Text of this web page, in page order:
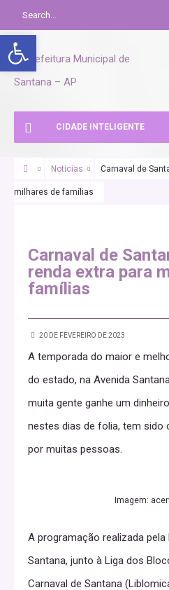
Abrir a barra de ferramentas
CIDADE INTELIGENTE
Noticias Carnaval de
milhares de famílias
Carnaval de
renda extra para
famílias
20 DE FEVEREIRO DE 2023
A temporada do maior e
do estado, na Avenida
muita gente ganhe um
nestes dias de folia, tem sido
por muitas pessoas.
Imagem:
A programação realizada pela
Santana, junto à Liga dos
Carnaval de Santana